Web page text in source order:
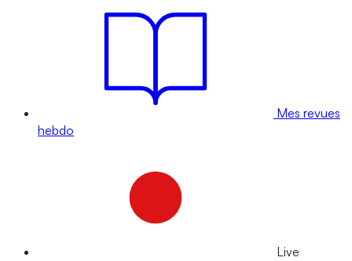
Mes revues
hebdo
Live